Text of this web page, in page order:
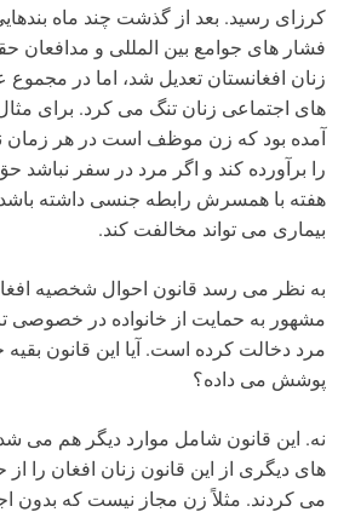
کرزای رسید. بعد از گذشت چند ماه
فشار های جوامع بین المللی و مدافعان
زنان افغانستان تعدیل شد، اما در
آمده بود که زن موظف است در هر
را برآورده کند و اگر مرد در سفر نباشد
هفته با همسرش رابطه جنسی داشته
بیماری می تواند مخالفت کند.
به نظر می رسد قانون احوال شخصیه
مشهور به حمایت از خانواده در خصوصی
مرد دخالت کرده است. آیا این قانون
پوشش می داده؟
نه. این قانون شامل موارد دیگر هم می
های دیگری از این قانون زنان افغان را
می کردند. مثلاً زن مجاز نیست که بدون